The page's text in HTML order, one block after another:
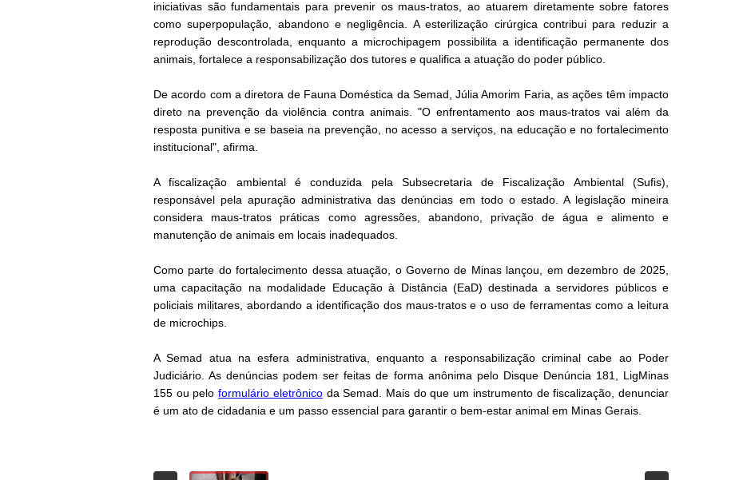
iniciativas são fundamentais para prevenir os maus-tratos, ao atuarem diretamente sobre fatores
como superpopulação, abandono e negligência. A esterilização cirúrgica contribui para reduzir a
reprodução descontrolada, enquanto a microchipagem possibilita a identificação permanente dos
animais, fortalece a responsabilização dos tutores e qualifica a atuação do poder público.
De acordo com a diretora de Fauna Doméstica da Semad, Júlia Amorim Faria, as ações têm impacto
direto na prevenção da violência contra animais. "O enfrentamento aos maus-tratos vai além da
resposta punitiva e se baseia na prevenção, no acesso a serviços, na educação e no fortalecimento
institucional", afirma.
A fiscalização ambiental é conduzida pela Subsecretaria de Fiscalização Ambiental (Sufis),
responsável pela apuração administrativa das denúncias em todo o estado. A legislação mineira
considera maus-tratos práticas como agressões, abandono, privação de água e alimento e
manutenção de animais em locais inadequados.
Como parte do fortalecimento dessa atuação, o Governo de Minas lançou, em dezembro de 2025,
uma capacitação na modalidade Educação à Distância (EaD) destinada a servidores públicos e
policiais militares, abordando a identificação dos maus-tratos e o uso de ferramentas como a leitura
de microchips.
A Semad atua na esfera administrativa, enquanto a responsabilização criminal cabe ao Poder
Judiciário. As denúncias podem ser feitas de forma anônima pelo Disque Denúncia 181, LigMinas
155 ou peloformulário eletrônicoda Semad. Mais do que um instrumento de fiscalização, denunciar
é um ato de cidadania e um passo essencial para garantir o bem-estar animal em Minas Gerais.